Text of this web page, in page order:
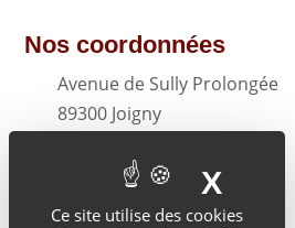
Ce site utilise des cookies
X
Nos coordonnées
Avenue de Sully Prolongée
89300 Joigny
03.86.72.15.22
office@elvezia.fr